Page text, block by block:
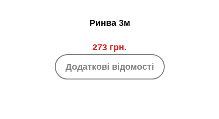
Ринва 3м
273 грн.
Додаткові відомості